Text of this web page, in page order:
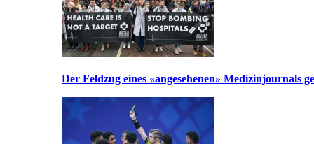
Der Feldzug eines «angesehenen» Medizinjournals